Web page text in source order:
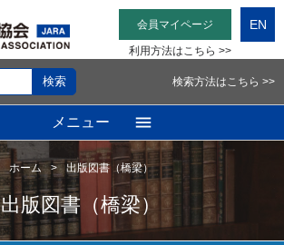
会員マイページ
利用方法はこちら >>
EN
検索方法はこちら >>
メニュー
ホーム 出版図書（橋梁）
出版図書（橋梁）